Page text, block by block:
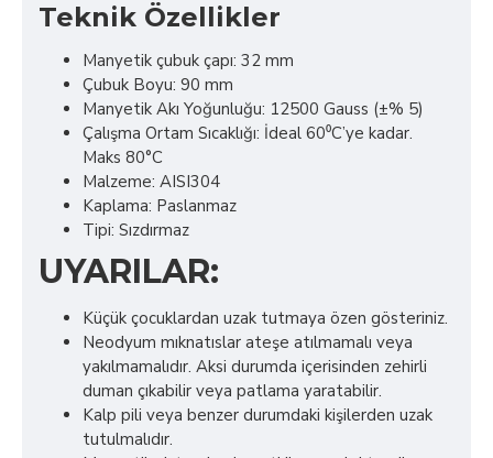
Teknik Özellikler
Manyetik çubuk çapı: 32 mm
Çubuk Boyu: 90 mm
Manyetik Akı Yoğunluğu: 12500 Gauss (±% 5)
Çalışma Ortam Sıcaklığı: İdeal 60⁰C’ye kadar.
Maks 80°C
Malzeme: AISI304
Kaplama: Paslanmaz
Tipi: Sızdırmaz
UYARILAR:
Küçük çocuklardan uzak tutmaya özen gösteriniz.
Neodyum mıknatıslar ateşe atılmamalı veya
yakılmamalıdır. Aksi durumda içerisinden zehirli
duman çıkabilir veya patlama yaratabilir.
Kalp pili veya benzer durumdaki kişilerden uzak
tutulmalıdır.